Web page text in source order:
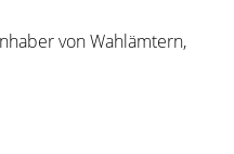
von Wahlämtern,